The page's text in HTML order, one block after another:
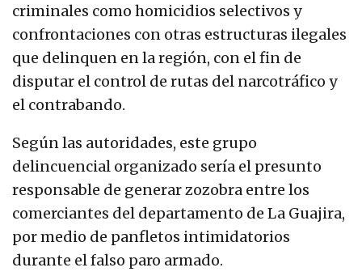
criminales como homicidios selectivos y
confrontaciones con otras estructuras ilegales
que delinquen en la región, con el fin de
disputar el control de rutas del narcotráfico y
el contrabando.
Según las autoridades, este grupo
delincuencial organizado sería el presunto
responsable de generar zozobra entre los
comerciantes del departamento de La Guajira,
por medio de panfletos intimidatorios
durante el falso paro armado.